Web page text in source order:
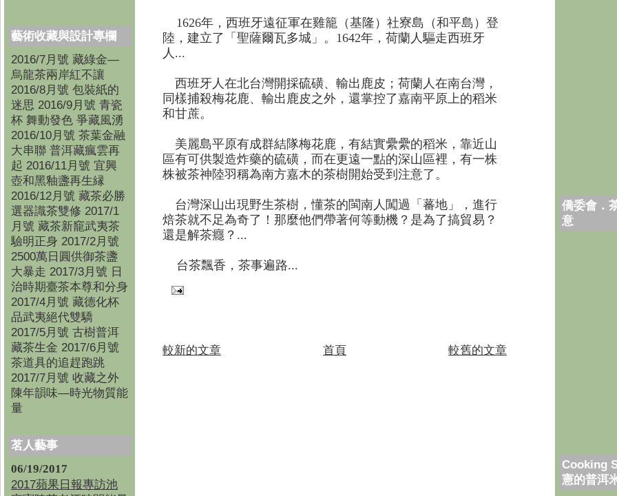
藝術收藏與設計專欄
2016/7月號 藏綠金—
烏龍茶兩岸紅不讓
2016/8月號 包裝紙的
迷思 2016/9月號 青瓷
杯 舞動發色 爭藏風湧
2016/10月號 茶葉金融
大串聯 普洱藏瘋雲再
起 2016/11月號 宜興
壺和黑釉盞再生縁
2016/12月號 藏茶必勝
選器識茶雙修 2017/1
月號 藏茶新竉武夷茶
驗明正身 2017/2月號
2500萬日圓供御茶盞
大暴走 2017/3月號 日
治時期臺茶本尊和分身
2017/4月號 藏德化杯
品武夷絕代雙驕
2017/5月號 古樹普洱
藏茶生金 2017/6月號
茶道具的追趕跑跳
2017/7月號 收藏之外
陳年韻味—時光物質能
量
茗人藝事
06/19/2017
2017蘋果日報專訪池
1626年，西班牙遠征軍在雞籠（基隆）社寮島（和平島）登
陸，建立了「聖薩爾瓦多城」。1642年，荷蘭人驅走西班牙
人...
西班牙人在北台灣開採硫磺、輸出鹿皮；荷蘭人在南台灣，
同樣捕殺梅花鹿、輸出鹿皮之外，還掌控了嘉南平原上的稻米
和甘蔗。
美麗島平原有成群結隊梅花鹿，有結實纍纍的稻米，靠近山
區有可供製造炸藥的硫磺，而在更遠一點的深山區裡，有一株
株被茶神陸羽稱為南方嘉木的茶樹開始受到注意了。
台灣深山出現野生茶樹，懂茶的閩南人闖過「蕃地」，進行
焙茶就不足為奇了！那麼他們帶著何等動機？是為了搞貿易？
還是解茶癮？...
台茶飄香，茶事遍路...
較新的文章 較舊的文章
首頁
僑委會．
意
Cooking
憲的普洱